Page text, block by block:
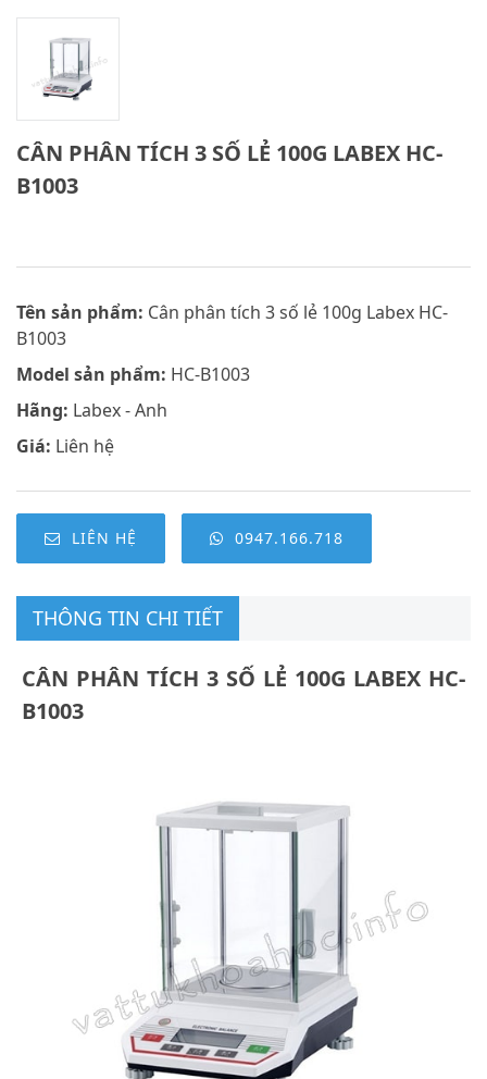
CÂN PHÂN TÍCH 3 SỐ LẺ 100G LABEX HC-
B1003
Tên sản phẩm: Cân phân tích 3 số lẻ 100g Labex HC-
B1003
Model sản phẩm: HC-B1003
Hãng: Labex - Anh
Giá: Liên hệ
LIÊN HỆ 0947.166.718
THÔNG TIN CHI TIẾT
CÂN PHÂN TÍCH 3 SỐ LẺ 100G LABEX HC-
B1003